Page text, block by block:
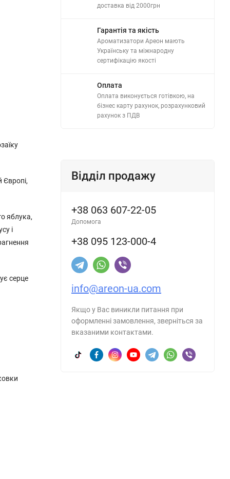
Європі,
яблука,
і
серце
доставка від 2000грн
Гарантія та якість
Ароматизатори Ареон мають
Українську та міжнародну
сертифікацію якості
Оплата
Оплата виконується готівкою, на
бізнес карту рахунок, розрахунковий
рахунок з ПДВ
Відділ продажу
+38 063 607-22-05
Допомога
+38 095 123-000-4
info@areon-ua.com
Якщо у Вас виникли питання при
оформленні замовлення, зверніться за
вказаними контактами.